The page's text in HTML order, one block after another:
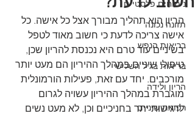
ניתוחים פלסטיים
תזונה נכונה
בריאות הנפש
בריאות בגיל השלישי
הריון ולידה
רפואת שיניים
הריון הוא תהליך מבורך אצל כל אישה. כל
אישה צריכה לדעת כי חשוב מאוד לטפל
בשיניים עוד טרם היא נכנסת להריון שכן,
טיפולי שיניים במהלך ההיריון הם מעט יותר
מורכבים. יחד עם זאת, פעילות הורמונלית
מוגברת במהלך ההיריון עשויה לגרום
לרגישות יתר בחניכיים וכן, לא מעט נשים